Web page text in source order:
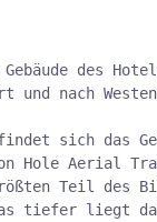
des
nach Westen
sich das
Hole Aerial
Teil des
tiefer liegt